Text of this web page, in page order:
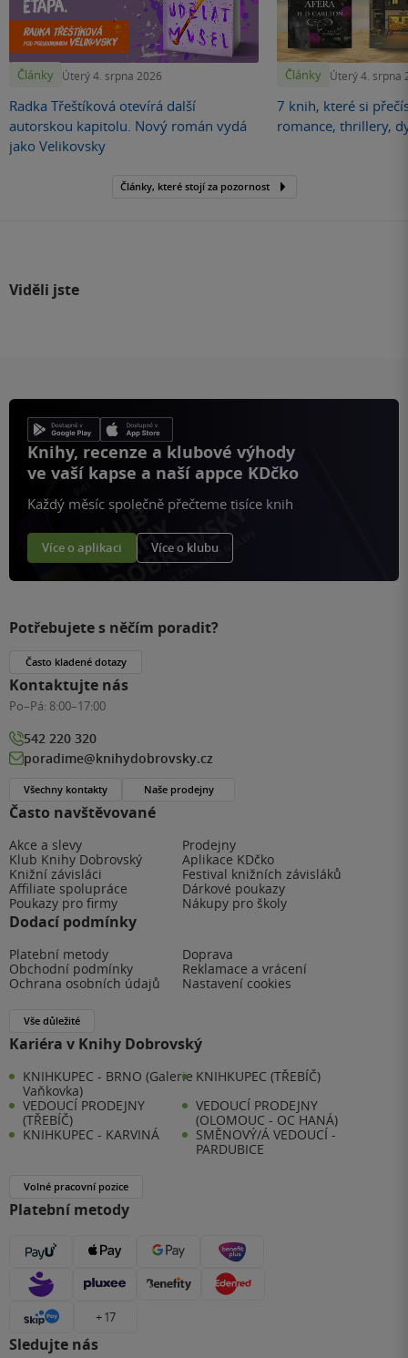
Články Úterý 4. srpna 2026
Radka Třeštíková otevírá další
autorskou kapitolu. Nový román vydá
jako Velikovsky
Články Úterý 4. srpna
7 knih, které si
romance, thrillery,
Články, které stojí za pozornost
Viděli jste
Knihy, recenze a klubové výhody
ve vaší kapse a naší appce KDčko
Každý měsíc společně přečteme tisíce knih
Více o aplikaci Více o klubu
Často navštěvované
Akce a slevy
Prodejny
Klub Knihy Dobrovský
Aplikace KDčko
Knižní závisláci
Festival knižních závisláků
Affiliate spolupráce
Dárkové poukazy
Poukazy pro firmy
Nákupy pro školy
Dodací podmínky
Platební metody
Doprava
Obchodní podmínky
Reklamace a vrácení
Ochrana osobních údajů
Nastavení cookies
Vše důležité
Kariéra v Knihy Dobrovský
KNIHKUPEC - BRNO (Galerie
Vaňkovka)
KNIHKUPEC (TŘEBÍČ)
VEDOUCÍ PRODEJNY
(TŘEBÍČ)
VEDOUCÍ PRODEJNY
(OLOMOUC - OC HANÁ)
KNIHKUPEC - KARVINÁ
SMĚNOVÝ/Á VEDOUCÍ -
PARDUBICE
Volné pracovní pozice
Platební metody
+ 17
Sledujte nás
Potřebujete s něčím poradit?
Často kladené dotazy
Kontaktujte nás
Po–Pá: 8:00–17:00
542 220 320
poradime@knihydobrovsky.cz
Všechny kontakty Naše prodejny